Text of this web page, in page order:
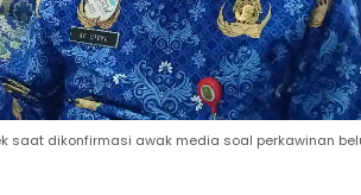
saat dikonfirmasi awak media soal perkawinan